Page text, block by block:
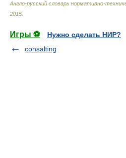
Англо-русский словарь нормативно-
2015
Игры ⚽
Нужно сделать НИР?
consalting